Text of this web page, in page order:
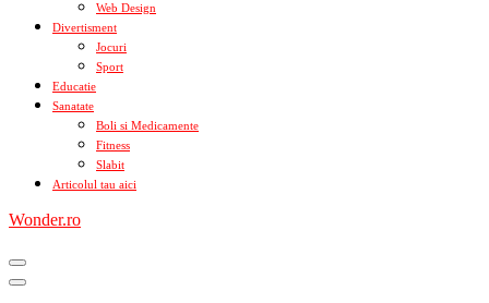
Web Design
Divertisment
Jocuri
Sport
Educatie
Sanatate
Boli si Medicamente
Fitness
Slabit
Articolul tau aici
Wonder.ro